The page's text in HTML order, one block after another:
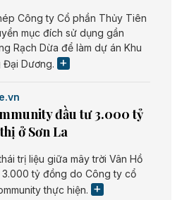
Công ty Cổ phần Thủy Tiên
mục đích sử dụng gần
Rạch Dừa để làm dự án Khu
Đại Dương.
đầu tư 3.000 tỷ
ở Sơn La
trị liệu giữa mây trời Vân Hồ
tỷ đồng do Công ty cổ
thực hiện.